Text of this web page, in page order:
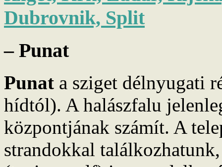
– Punat
Punat a sziget délnyugati
hídtól). A halászfalu
központjának számít. A
strandokkal